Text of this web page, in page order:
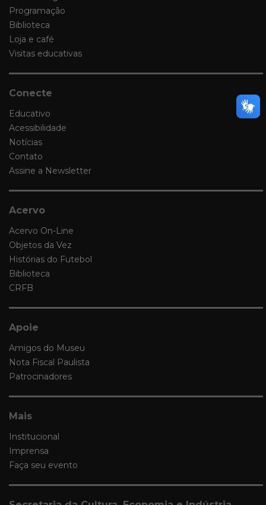
Programação
Biblioteca
Loja e café
Visitas educativas
Conecte
Educativo
Acessibilidade
Notícias
Contato
Assine a Newsletter
Acervo
Acervo On-Line
Objetos da Vez
Histórias do Futebol
Biblioteca
CRFB
Apoie
Amigos do Museu
Nota Fiscal Paulista
Patrocinadores
Mais
Institucional
Imprensa
Faça seu evento